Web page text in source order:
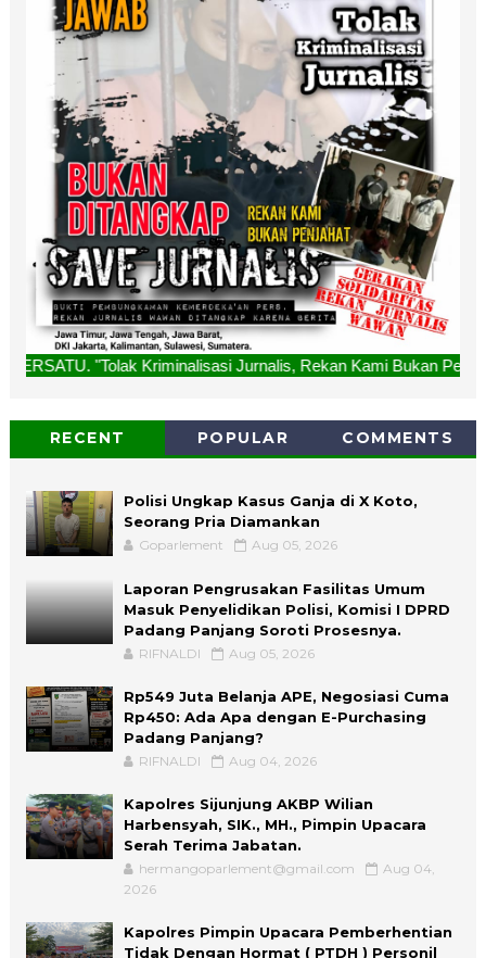
Jurnalis, Rekan Kami Bukan Penjahat, Bukan Ditangkap.
RECENT POPULAR COMMENTS
Polisi Ungkap Kasus Ganja di X Koto,
Seorang Pria Diamankan
Goparlement Aug 05, 2026
Laporan Pengrusakan Fasilitas Umum
Masuk Penyelidikan Polisi, Komisi I DPRD
Padang Panjang Soroti Prosesnya.
RIFNALDI Aug 05, 2026
Rp549 Juta Belanja APE, Negosiasi Cuma
Rp450: Ada Apa dengan E-Purchasing
Padang Panjang?
RIFNALDI Aug 04, 2026
Kapolres Sijunjung AKBP Wilian
Harbensyah, SIK., MH., Pimpin Upacara
Serah Terima Jabatan.
hermangoparlement@gmail.com
Aug 04,
2026
Kapolres Pimpin Upacara Pemberhentian
Tidak Dengan Hormat ( PTDH ) Personil